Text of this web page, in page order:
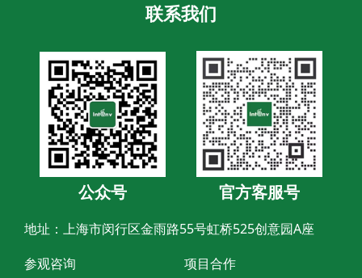
联系我们
公众号 官方客服号
地址：上海市闵行区金雨路55号虹桥525创意园A座
参观咨询
项目合作